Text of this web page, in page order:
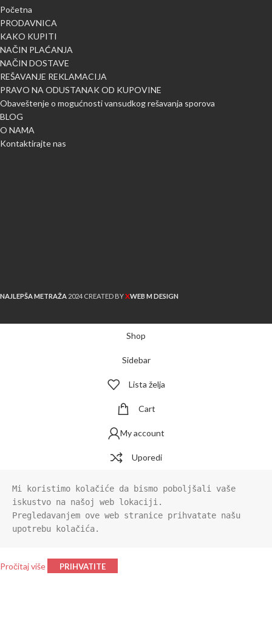
Početna
PRODAVNICA
KAKO KUPITI
NAČIN PLAĆANJA
NAČIN DOSTAVE
REŠAVANJE REKLAMACIJA
PRAVO NA ODUSTANAK OD KUPOVINE
Obaveštenje o mogućnosti vansudkog rešavanja sporova
BLOG
O NAMA
Kontaktirajte nas
NAJLEPŠA METRAŽA 2024 CREATED BYXWEB M DESIGN
Shop
Sidebar
Lista želja
Cart
My account
Uporedi
Mi koristimo kolačiće da bismo poboljšali vaše
iskustvo na našoj web lokaciji.
Pregledavanjem ove web stranice prihvatate našu
upotrebu kolačića.
Pročitaj više PRIHVATITE